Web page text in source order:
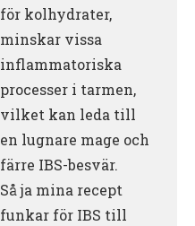
för kolhydrater,
minskar vissa
inflammatoriska
processer i tarmen,
vilket kan leda till
en lugnare mage och
färre IBS-besvär.
Så ja mina recept
funkar för IBS till